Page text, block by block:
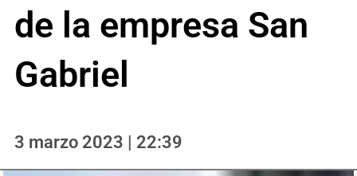
de la empresa San
Gabriel
3 marzo 2023 | 22:39